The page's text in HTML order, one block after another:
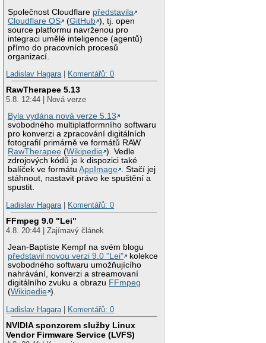
Společnost Cloudflare představila
Cloudflare OS
(GitHub ), tj. open
source platformu navrženou pro
integraci umělé inteligence (agentů)
přímo do pracovních procesů
organizací.
Ladislav Hagara| Komentářů: 0
RawTherapee 5.13
5.8. 12:44 | Nová verze
Byla vydána nová verze 5.13
svobodného multiplatformního softwaru
pro konverzi a zpracování digitálních
fotografií primárně ve formátů RAW
RawTherapee (Wikipedie ). Vedle
zdrojových kódů je k dispozici také
balíček ve formátuAppImage . Stačí jej
stáhnout, nastavit právo ke spuštění a
spustit.
Ladislav Hagara| Komentářů: 0
FFmpeg 9.0 "Lei"
4.8. 20:44 | Zajímavý článek
Jean-Baptiste Kempf na svém blogu
představil novou verzi 9.0 "Lei"
kolekce
svobodného softwaru umožňujícího
nahrávání, konverzi a streamovaní
digitálního zvuku a obrazu FFmpeg
(Wikipedie ).
Ladislav Hagara| Komentářů: 0
NVIDIA sponzorem služby Linux
Vendor Firmware Service (LVFS)